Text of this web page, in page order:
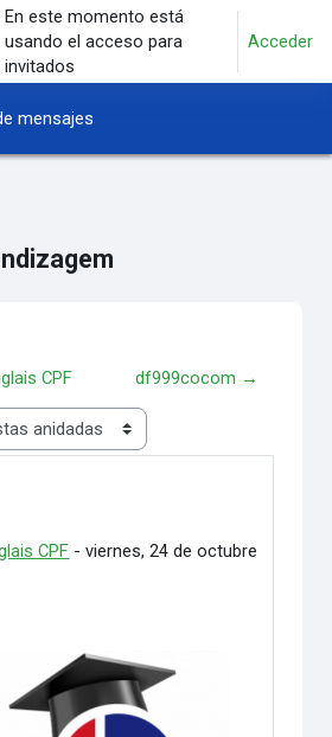
de entrada
En este momento está
usando el acceso para
invitados
Acceder
mensajes
CPF df999cocom →
CPF -viernes, 24 de octubre
0